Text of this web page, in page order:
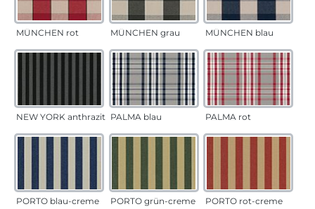
MÜNCHEN rot MÜNCHEN grau MÜNCHEN blau
NEW YORK anthrazit PALMA blau PALMA rot
PORTO blau-creme PORTO grün-creme PORTO rot-creme